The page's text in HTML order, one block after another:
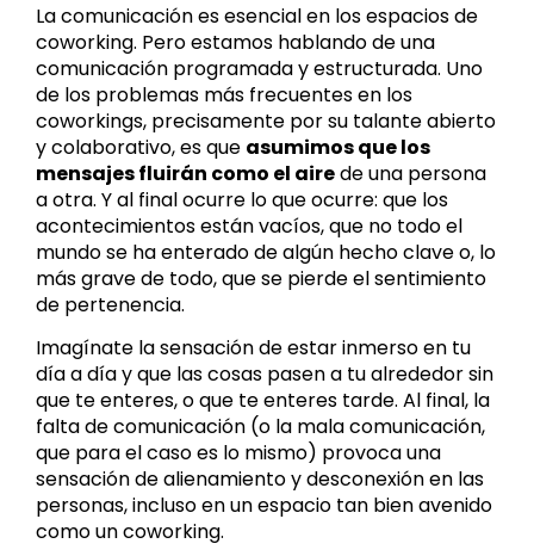
La comunicación es esencial en los espacios de
coworking. Pero estamos hablando de una
comunicación programada y estructurada. Uno
de los problemas más frecuentes en los
coworkings, precisamente por su talante abierto
y colaborativo, es que asumimos que los
mensajes fluirán como el airede una persona
a otra. Y al final ocurre lo que ocurre: que los
acontecimientos están vacíos, que no todo el
mundo se ha enterado de algún hecho clave o, lo
más grave de todo, que se pierde el sentimiento
de pertenencia.
Imagínate la sensación de estar inmerso en tu
día a día y que las cosas pasen a tu alrededor sin
que te enteres, o que te enteres tarde. Al final, la
falta de comunicación (o la mala comunicación,
que para el caso es lo mismo) provoca una
sensación de alienamiento y desconexión en las
personas, incluso en un espacio tan bien avenido
como un coworking.